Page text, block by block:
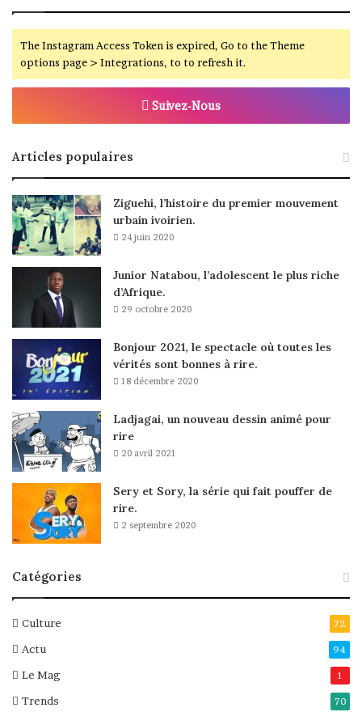
The Instagram Access Token is expired, Go to the Theme
options page > Integrations, to to refresh it.
Suivez-Nous
Articles populaires
Ziguehi, l’histoire du premier mouvement
urbain ivoirien.
24 juin 2020
Junior Natabou, l’adolescent le plus riche
d’Afrique.
29 octobre 2020
Bonjour 2021, le spectacle où toutes les
vérités sont bonnes à rire.
18 décembre 2020
Ladjagai, un nouveau dessin animé pour
rire
20 avril 2021
Sery et Sory, la série qui fait pouffer de
rire.
2 septembre 2020
Catégories
Culture 72
Actu 94
Le Mag 1
Trends 70